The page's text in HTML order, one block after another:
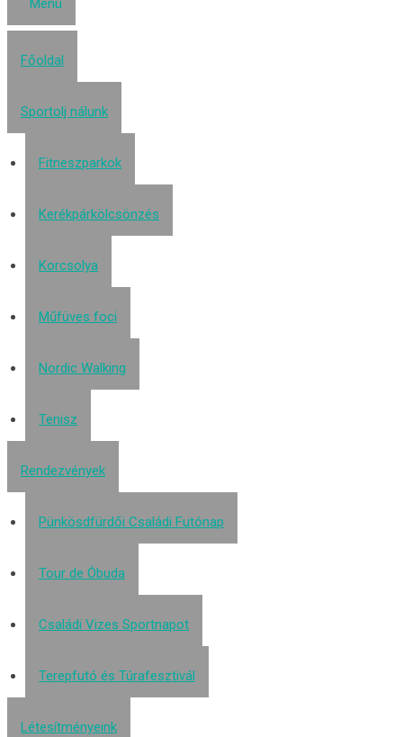
Menü
Főoldal
Sportolj nálunk
Fitneszparkok
Kerékpárkölcsönzés
Korcsolya
Műfüves foci
Nordic Walking
Tenisz
Rendezvények
Pünkösdfürdői Családi Futónap
Tour de Óbuda
Családi Vizes Sportnapot
Terepfutó és Túrafesztivál
Létesítményeink